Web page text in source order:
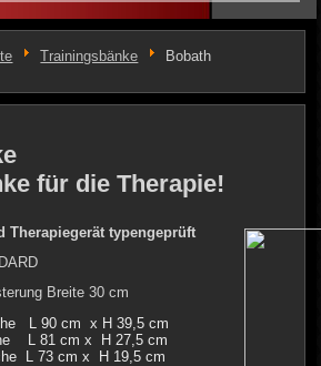
Trainingsbänke
Bobath
für die Therapie!
Therapiegerät typengeprüft
Breite 30 cm
L 90 cm x H 39,5 cm
L 81 cm x H 27,5 cm
L 73 cm x H 19,5 cm